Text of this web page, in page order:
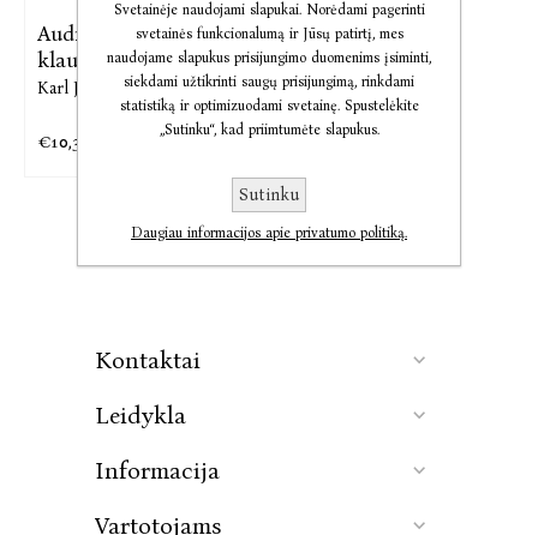
Audio Kaltės
klausimas
Karl Jaspers
€10,36
Kontaktai
Leidykla
Informacija
Vartotojams
Svetainėje naudojami slapukai. Norėdami pagerinti
svetainės funkcionalumą ir Jūsų patirtį, mes
naudojame slapukus prisijungimo duomenims įsiminti,
siekdami užtikrinti saugų prisijungimą, rinkdami
statistiką ir optimizuodami svetainę. Spustelėkite
„Sutinku“, kad priimtumėte slapukus.
Sutinku
Daugiau informacijos apie privatumo politiką.